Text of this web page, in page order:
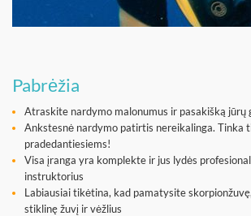
Pabrėžia
Atraskite nardymo malonumus ir pasakišką jūrų
Ankstesnė nardymo patirtis nereikalinga. Tinka
pradedantiesiems!
Visa įranga yra komplekte ir jus lydės
instruktorius
Labiausiai tikėtina, kad pamatysite
stiklinę žuvį ir vėžlius